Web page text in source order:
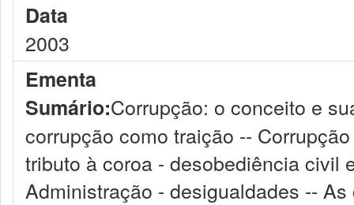
Data
2003
Ementa
Sumário:Corrupção: o conceito e
corrupção como traição --
tributo à coroa - desobediência civil
Administração - desigualdades --